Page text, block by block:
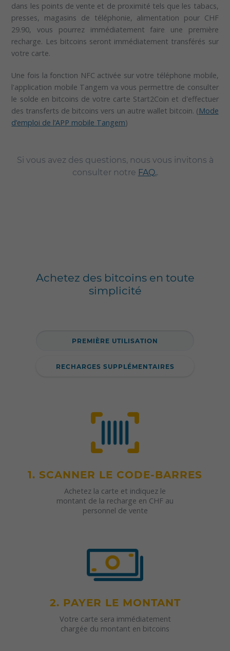
dans les points de vente et de proximité tels que les tabacs,
presses, magasins de téléphonie, alimentation pour CHF
29.90, vous pourrez immédiatement faire une première
recharge. Les bitcoins seront immédiatement transférés sur
votre carte.
Une fois la fonction NFC activée sur votre téléphone mobile,
l'application mobile Tangem va vous permettre de consulter
le solde en bitcoins de votre carte Start2Coin et d'effectuer
des transferts de bitcoins vers un autre wallet bitcoin. (Mode
d’emploi de l’APP mobile Tangem)
Si vous avez des questions, nous vous invitons à
consulter notre FAQ..
Achetez des bitcoins en toute
simplicité
PREMIÈRE UTILISATION
RECHARGES SUPPLÉMENTAIRES
1. SCANNER LE CODE-BARRES
Achetez la carte et indiquez le
montant de la recharge en CHF au
personnel de vente
2. PAYER LE MONTANT
Votre carte sera immédiatement
chargée du montant en bitcoins